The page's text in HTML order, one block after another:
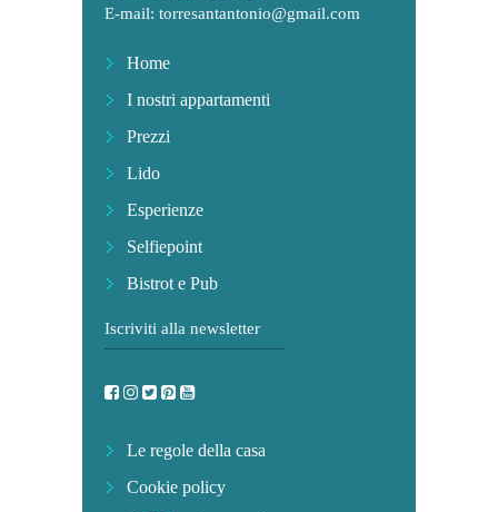
E-mail: torresantantonio@gmail.com
Home
I nostri appartamenti
Prezzi
Lido
Esperienze
Selfiepoint
Bistrot e Pub
Iscriviti alla newsletter
Le regole della casa
Cookie policy